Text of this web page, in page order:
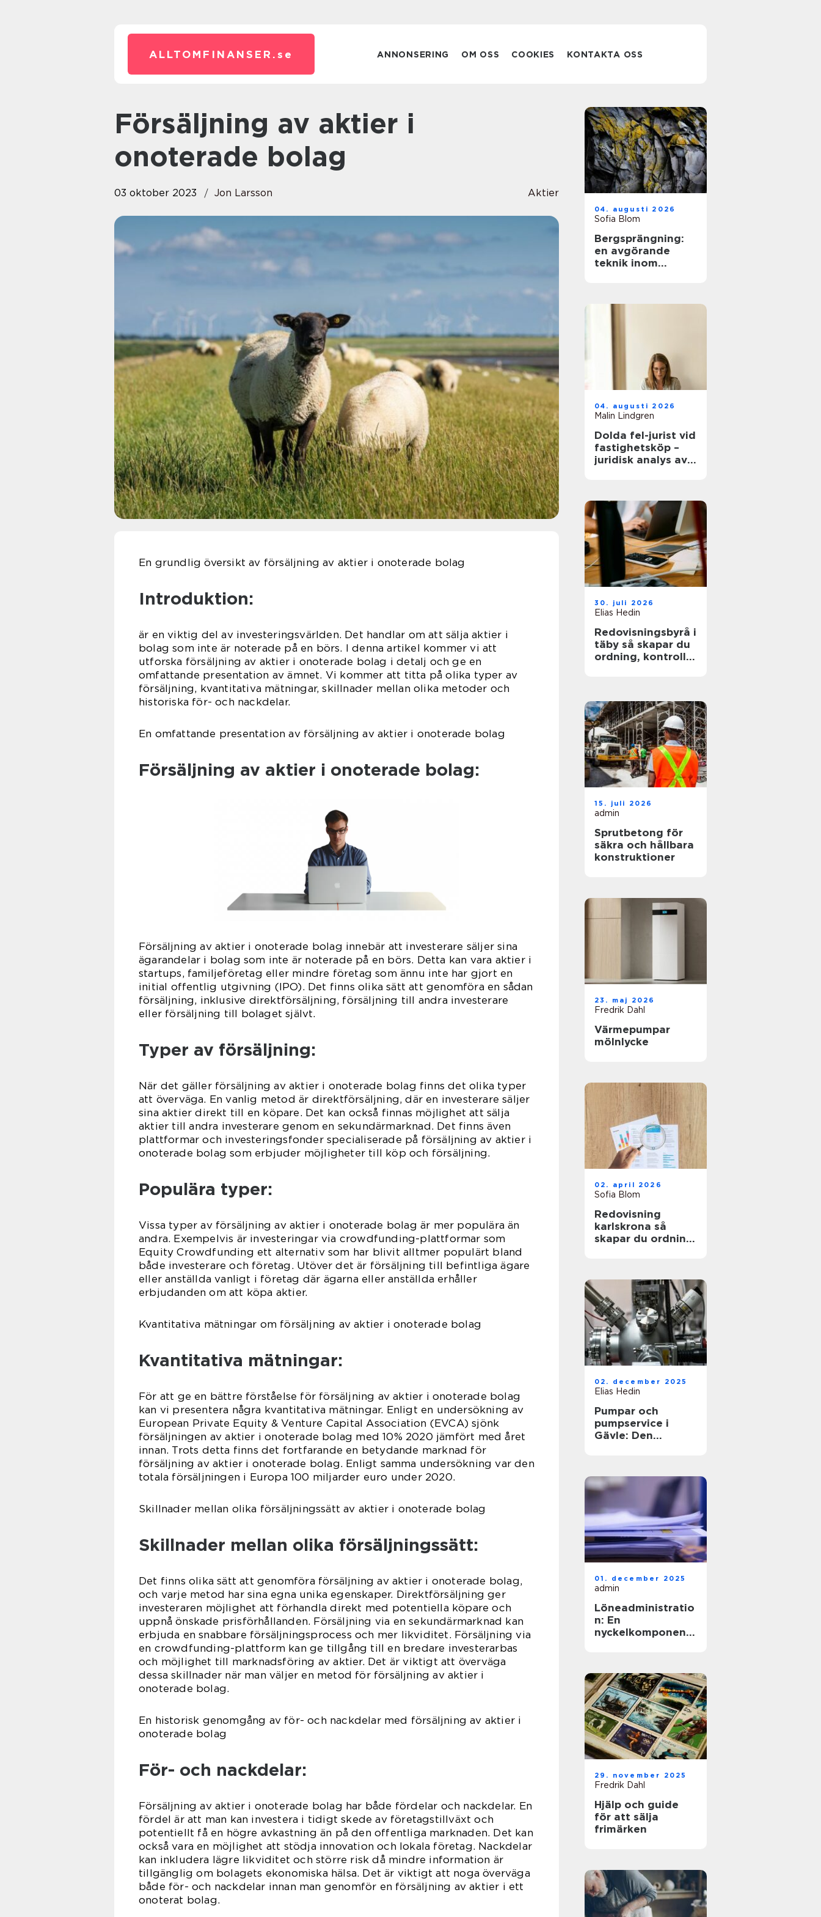
ALLTOMFINANSER. se ANNONSERING OM OSS COOKIES KONTAKTA OSS
Försäljning av aktier i
onoterade bolag
03 oktober 2023 Jon Larsson Aktier
En grundlig översikt av försäljning av aktier i onoterade bolag
Introduktion:
är en viktig del av investeringsvärlden. Det handlar om att sälja aktier i
bolag som inte är noterade på en börs. I denna artikel kommer vi att
utforska försäljning av aktier i onoterade bolag i detalj och ge en
omfattande presentation av ämnet. Vi kommer att titta på olika typer av
försäljning, kvantitativa mätningar, skillnader mellan olika metoder och
historiska för- och nackdelar.
En omfattande presentation av försäljning av aktier i onoterade bolag
Försäljning av aktier i onoterade bolag:
Försäljning av aktier i onoterade bolag innebär att investerare säljer sina
ägarandelar i bolag som inte är noterade på en börs. Detta kan vara aktier i
startups, familjeföretag eller mindre företag som ännu inte har gjort en
initial offentlig utgivning (IPO). Det finns olika sätt att genomföra en sådan
försäljning, inklusive direktförsäljning, försäljning till andra investerare
eller försäljning till bolaget självt.
Typer av försäljning:
När det gäller försäljning av aktier i onoterade bolag finns det olika typer
att överväga. En vanlig metod är direktförsäljning, där en investerare säljer
sina aktier direkt till en köpare. Det kan också finnas möjlighet att sälja
aktier till andra investerare genom en sekundärmarknad. Det finns även
plattformar och investeringsfonder specialiserade på försäljning av aktier i
onoterade bolag som erbjuder möjligheter till köp och försäljning.
Populära typer:
Vissa typer av försäljning av aktier i onoterade bolag är mer populära än
andra. Exempelvis är investeringar via crowdfunding-plattformar som
Equity Crowdfunding ett alternativ som har blivit alltmer populärt bland
både investerare och företag. Utöver det är försäljning till befintliga ägare
eller anställda vanligt i företag där ägarna eller anställda erhåller
erbjudanden om att köpa aktier.
Kvantitativa mätningar om försäljning av aktier i onoterade bolag
Kvantitativa mätningar:
För att ge en bättre förståelse för försäljning av aktier i onoterade bolag
kan vi presentera några kvantitativa mätningar. Enligt en undersökning av
European Private Equity & Venture Capital Association (EVCA) sjönk
försäljningen av aktier i onoterade bolag med 10% 2020 jämfört med året
innan. Trots detta finns det fortfarande en betydande marknad för
försäljning av aktier i onoterade bolag. Enligt samma undersökning var den
totala försäljningen i Europa 100 miljarder euro under 2020.
Skillnader mellan olika försäljningssätt av aktier i onoterade bolag
Skillnader mellan olika försäljningssätt:
Det finns olika sätt att genomföra försäljning av aktier i onoterade bolag,
och varje metod har sina egna unika egenskaper. Direktförsäljning ger
investeraren möjlighet att förhandla direkt med potentiella köpare och
uppnå önskade prisförhållanden. Försäljning via en sekundärmarknad kan
erbjuda en snabbare försäljningsprocess och mer likviditet. Försäljning via
en crowdfunding-plattform kan ge tillgång till en bredare investerarbas
och möjlighet till marknadsföring av aktier. Det är viktigt att överväga
dessa skillnader när man väljer en metod för försäljning av aktier i
onoterade bolag.
En historisk genomgång av för- och nackdelar med försäljning av aktier i
onoterade bolag
För- och nackdelar:
Försäljning av aktier i onoterade bolag har både fördelar och nackdelar. En
fördel är att man kan investera i tidigt skede av företagstillväxt och
potentiellt få en högre avkastning än på den offentliga marknaden. Det kan
också vara en möjlighet att stödja innovation och lokala företag. Nackdelar
kan inkludera lägre likviditet och större risk då mindre information är
tillgänglig om bolagets ekonomiska hälsa. Det är viktigt att noga överväga
både för- och nackdelar innan man genomför en försäljning av aktier i ett
onoterat bolag.
04. augusti 2026
Sofia Blom
Bergsprängning:
en avgörande
teknik inom
04. augusti 2026
Malin Lindgren
Dolda fel-jurist vid
fastighetsköp –
juridisk analys av
praktiken
30. juli 2026
Elias Hedin
Redovisningsbyrå i
täby så skapar du
ordning, kontroll
15. juli 2026
admin
Sprutbetong för
säkra och hållbara
konstruktioner
23. maj 2026
Fredrik Dahl
Värmepumpar
mölnlycke
02. april 2026
Sofia Blom
Redovisning
karlskrona så
skapar du ordning
02. december 2025
Elias Hedin
Pumpar och
pumpservice i
Gävle: Den
01. december 2025
admin
Löneadministratio
n: En
nyckelkomponent
29. november 2025
Fredrik Dahl
Hjälp och guide
för att sälja
frimärken